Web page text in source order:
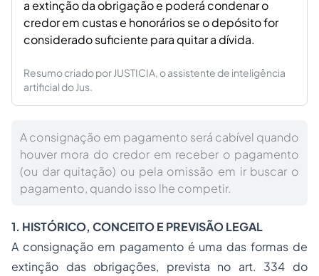
a extinção da obrigação e poderá condenar o
credor em custas e honorários se o depósito for
considerado suficiente para quitar a dívida.
Resumo criado por JUSTICIA, o assistente de inteligência
artificial do Jus.
A consignação em pagamento será cabível quando
houver mora do credor em receber o pagamento
(ou dar quitação) ou pela omissão em ir buscar o
pagamento, quando isso lhe competir.
1. HISTÓRICO, CONCEITO E PREVISÃO LEGAL
A consignação em pagamento é uma das formas de
extinção das obrigações, prevista no art. 334 do